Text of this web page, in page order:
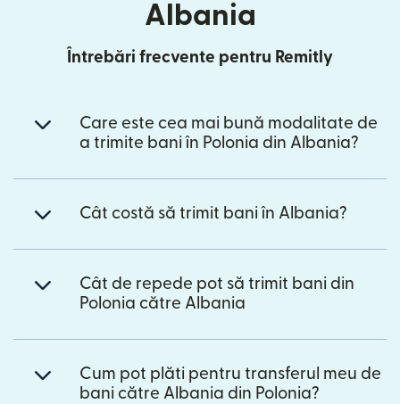
Albania
Întrebări frecvente pentru Remitly
Care este cea mai bună modalitate de
a trimite bani în Polonia din Albania?
Cât costă să trimit bani în Albania?
Cât de repede pot să trimit bani din
Polonia către Albania
Cum pot plăti pentru transferul meu de
bani către Albania din Polonia?